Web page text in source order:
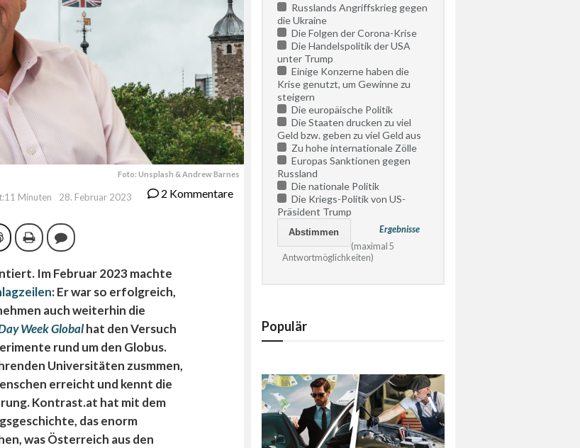
Foto: Unsplash & Andrew Barnes
Minuten 28. Februar 2023 2 Kommentare
ChatGPTDruckenKommentieren
Im Februar 2023 machte
: Er war so erfolgreich,
auch weiterhin die
Week Globalhat den Versuch
rund um den Globus.
Universitäten zusmmen,
erreicht und kennt die
Kontrast.at hat mit dem
das enorm
was Österreich aus den
Russlands Angriffskrieg gegen
die Ukraine
Die Folgen der Corona-Krise
Die Handelspolitik der USA
unter Trump
Einige Konzerne haben die
Krise genutzt, um Gewinne zu
steigern
Die europäische Politik
Die Staaten drucken zu viel
Geld bzw. geben zu viel Geld aus
Zu hohe internationale Zölle
Europas Sanktionen gegen
Russland
Die nationale Politik
Die Kriegs-Politik von US-
Präsident Trump
Ergebnisse
(maximal 5
Antwortmöglichkeiten)
Populär